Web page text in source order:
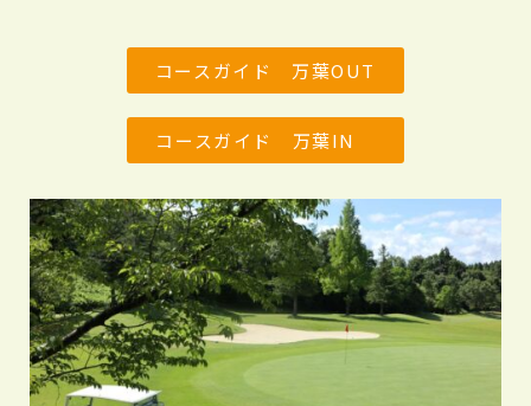
コースガイド 万葉OUT
コースガイド 万葉IN